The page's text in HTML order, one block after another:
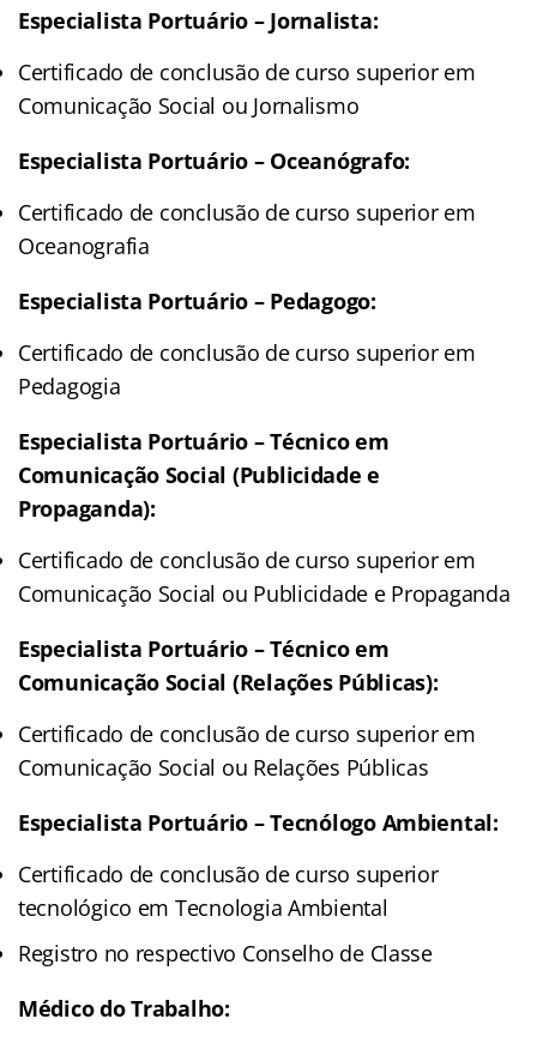
Especialista Portuário – Jornalista:
Certificado de conclusão de curso superior em
Comunicação Social ou Jornalismo
Especialista Portuário – Oceanógrafo:
Certificado de conclusão de curso superior em
Oceanografia
Especialista Portuário – Pedagogo:
Certificado de conclusão de curso superior em
Pedagogia
Especialista Portuário – Técnico em
Comunicação Social (Publicidade e
Propaganda):
Certificado de conclusão de curso superior em
Comunicação Social ou Publicidade e Propaganda
Especialista Portuário – Técnico em
Comunicação Social (Relações Públicas):
Certificado de conclusão de curso superior em
Comunicação Social ou Relações Públicas
Especialista Portuário – Tecnólogo Ambiental:
Certificado de conclusão de curso superior
tecnológico em Tecnologia Ambiental
Registro no respectivo Conselho de Classe
Médico do Trabalho: